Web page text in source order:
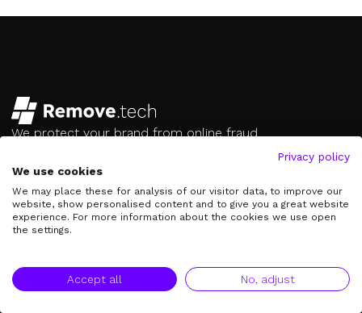
We protect your brand from online fraud.
Contact us on Whatsapp
Follow us
Creator Protection
Privacy policy
We use cookies
We may place these for analysis of our visitor data, to improve our
website, show personalised content and to give you a great website
experience. For more information about the cookies we use open
the settings.
Accept all No, adjust